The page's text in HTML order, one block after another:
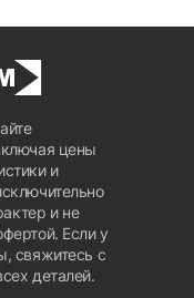
цены
и
и не
Если у
свяжитесь с
деталей.